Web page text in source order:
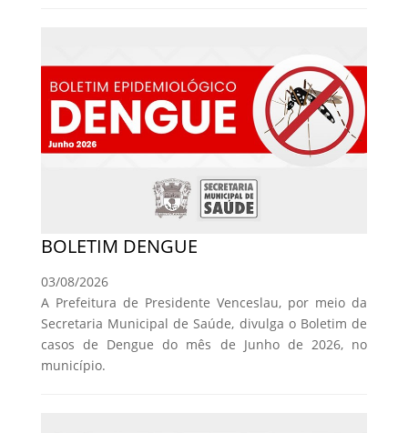
BOLETIM DENGUE
03/08/2026
A Prefeitura de Presidente Venceslau, por meio da
Secretaria Municipal de Saúde, divulga o Boletim de
casos de Dengue do mês de Junho de 2026, no
município.